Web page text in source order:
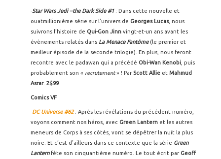
-Star Wars Jedi –the Dark Side #1 : Dans cette nouvelle et
ouatmillionième série sur l’univers de Georges Lucas, nous
suivrons l’histoire de Qui-Gon Jinn vingt-et-un ans avant les
évènements relatés dans La Menace Fantôme(le premier et
meilleur épisode de la seconde trilogie). En plus, nous feront
recontre avec le padawan qui a précédé Obi-Wan Kenobi , puis
probablement son « recrutement» ! Par Scott Allie et Mahmud
Asrar. 2$99
Comics VF
-DC Universe #62: Après les révélations du précédent numéro,
voyons comment nos héros, avec Green Lantern et les autres
meneurs de Corps à ses côtés, vont se dépêtrer la nuit la plus
noire. Et c’est d’ailleurs dans ce contexte que la série Green
Lanternfête son cinquantième numéro. Le tout écrit par Geoff